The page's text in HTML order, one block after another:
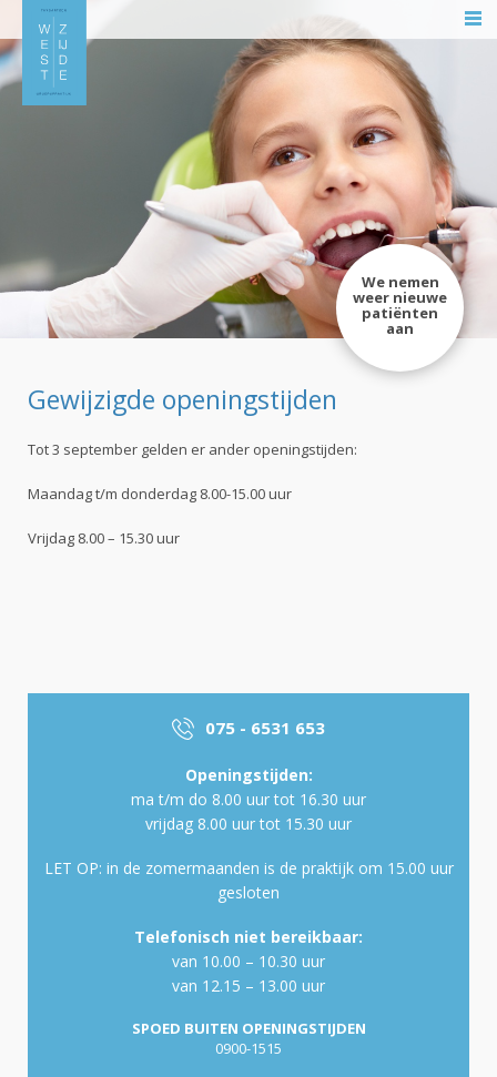
We nemen
weer nieuwe
patiënten
aan
Gewijzigde openingstijden
Tot 3 september gelden er ander openingstijden:
Maandag t/m donderdag 8.00-15.00 uur
Vrijdag 8.00 – 15.30 uur
075 - 6531 653
Openingstijden:
ma t/m do 8.00 uur tot 16.30 uur
vrijdag 8.00 uur tot 15.30 uur
LET OP: in de zomermaanden is de praktijk om 15.00 uur
gesloten
Telefonisch niet bereikbaar:
van 10.00 – 10.30 uur
van 12.15 – 13.00 uur
SPOED BUITEN OPENINGSTIJDEN
0900-1515